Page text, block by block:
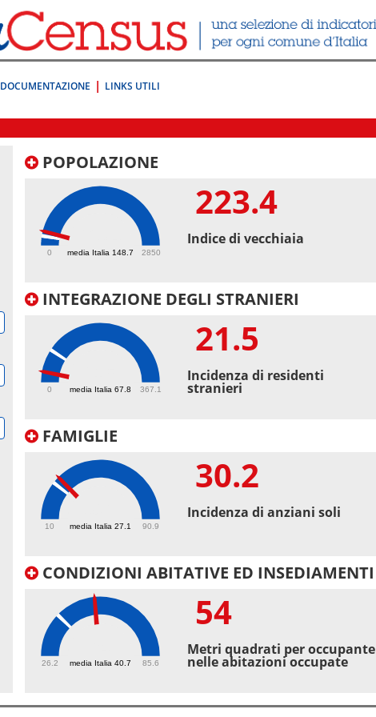
DOCUMENTAZIONE LINKS UTILI
POPOLAZIONE
media Italia 148.7
0 2850
223.4
Indice di vecchiaia
INTEGRAZIONE DEGLI STRANIERI
media Italia 67.8
0 367.1
21.5
Incidenza di residenti
stranieri
FAMIGLIE
media Italia 27.1
10 90.9
30.2
Incidenza di anziani soli
CONDIZIONI ABITATIVE ED INSEDIAMENTI
media Italia 40.7
26.2 85.6
54
Metri quadrati per occupante
nelle abitazioni occupate